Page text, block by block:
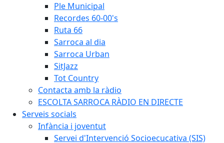
Ple Municipal
Recordes 60-00's
Ruta 66
Sarroca al dia
Sarroca Urban
SitJazz
Tot Country
Contacta amb la ràdio
ESCOLTA SARROCA RÀDIO EN DIRECTE
Serveis socials
Infància i joventut
Servei d'Intervenció Socioecucativa (SIS)